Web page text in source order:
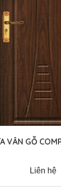
VÂN GỖ
Liên hệ